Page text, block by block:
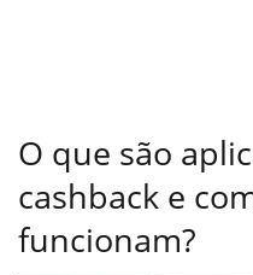
O que são
cashback e
funcionam?